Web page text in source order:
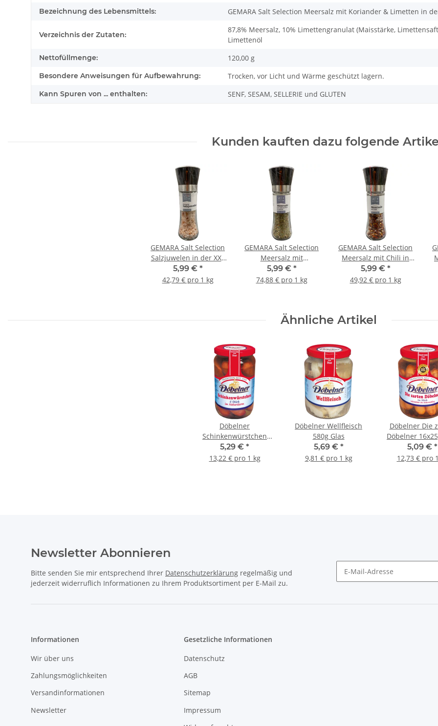
Bezeichnung des Lebensmittels: GEMARA Salt Selection Meersalz mit Koriander & Limetten in
Verzeichnis der Zutaten:
87,8% Meersalz, 10% Limettengranulat (Maisstärke,
Limettenöl
Nettofüllmenge: 120,00 g
Besondere Anweisungen für Aufbewahrung: Trocken, vor Licht und Wärme geschützt lagern.
Kann Spuren von ... enthalten: SENF, SESAM, SELLERIE und GLUTEN
Kunden kauften dazu folgende
GEMARA Salt Selection
Salzjuwelen in der XXL
Keramikmühle 140g
5,99 € *
42,79 € pro 1 kg
GEMARA Salt Selection
Meersalz mit
italienischen Kräutern
in der XXL
5,99 € *
74,88 € pro 1 kg
GEMARA Salt Selection
Meersalz mit Chili in
der XXL Keramikmühle
120g
5,99 € *
49,92 € pro 1 kg
Ähnliche Artikel
Döbelner
Schinkenwürstchen
5x80g Glas
5,29 € *
13,22 € pro 1 kg
Döbelner Wellfleisch
580g Glas
5,69 € *
9,81 € pro 1 kg
Döbelner Die
Döbelner
5,09 € *
12,73 € pro
Newsletter Abonnieren
Bitte senden Sie mir entsprechend Ihrer Datenschutzerklärung regelmäßig und
jederzeit widerruflich Informationen zu Ihrem Produktsortiment per E-Mail zu.
Informationen
Wir über uns
Zahlungsmöglichkeiten
Versandinformationen
Newsletter
Gesetzliche Informationen
Datenschutz
AGB
Sitemap
Impressum